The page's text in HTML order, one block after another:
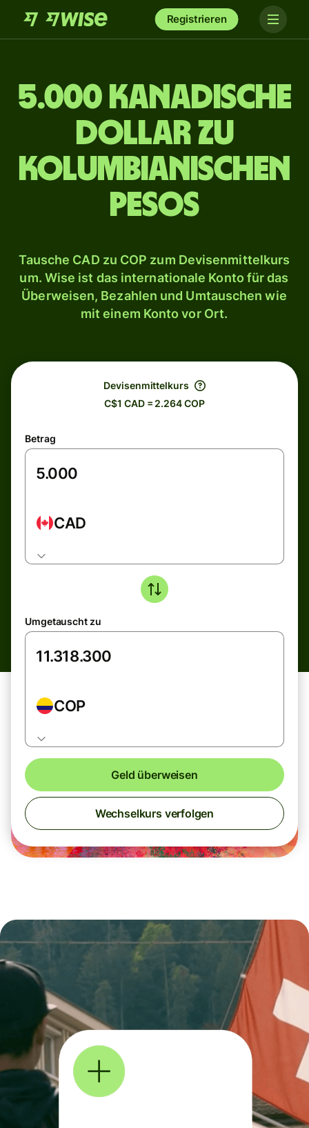
Registrieren
5.000 kanadische
Dollar zu
kolumbianischen
Pesos
Tausche CAD zu COP zum Devisenmittelkurs
um. Wise ist das internationale Konto für das
Überweisen, Bezahlen und Umtauschen wie
mit einem Konto vor Ort.
Devisenmittelkurs
C$1 CAD = 2.264 COP
Betrag
CAD
Umgetauscht zu
COP
Geld überweisen
Wechselkurs verfolgen